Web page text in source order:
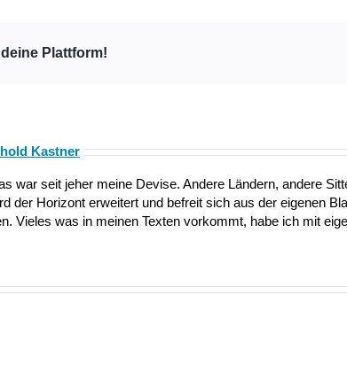
Plattform!
Kastner
war seit jeher meine Devise. Andere Ländern, andere
der Horizont erweitert und befreit sich aus der eigenen
Vieles was in meinen Texten vorkommt, habe ich mit